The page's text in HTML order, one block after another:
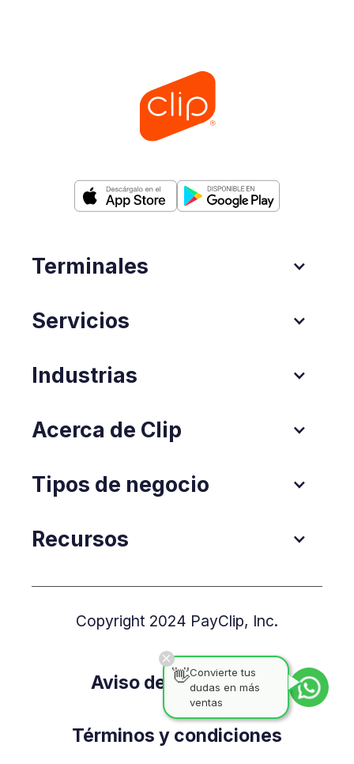
Terminales
Servicios
Industrias
Acerca de Clip
Tipos de negocio
Recursos
Copyright 2024 PayClip, Inc.
Aviso de Privacidad
Términos y condiciones
👋Convierte tus
dudas en más
ventas